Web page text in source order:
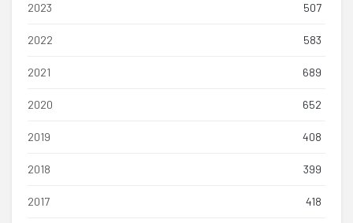
2023 507
2022 583
2021 689
2020 652
2019 408
2018 399
2017 418